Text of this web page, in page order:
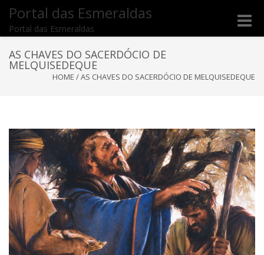
Portal das Esmeraldas
Portal das Esmeraldas
Toggle
AS CHAVES DO SACERDÓCIO DE
MELQUISEDEQUE
HOME /AS CHAVES DO SACERDÓCIO DE MELQUISEDEQUE